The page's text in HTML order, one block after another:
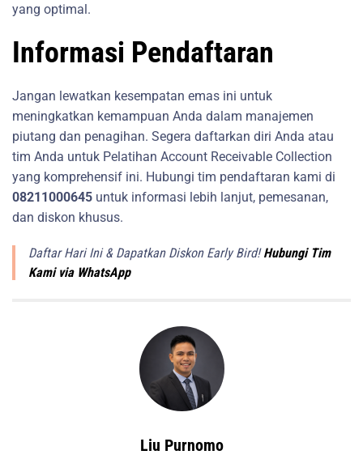
yang optimal.
Informasi Pendaftaran
Jangan lewatkan kesempatan emas ini untuk
meningkatkan kemampuan Anda dalam manajemen
piutang dan penagihan. Segera daftarkan diri Anda atau
tim Anda untuk Pelatihan Account Receivable Collection
yang komprehensif ini. Hubungi tim pendaftaran kami di
08211000645 untuk informasi lebih lanjut, pemesanan,
dan diskon khusus.
Daftar Hari Ini & Dapatkan Diskon Early Bird!Hubungi Tim
Kami via WhatsApp
Liu Purnomo